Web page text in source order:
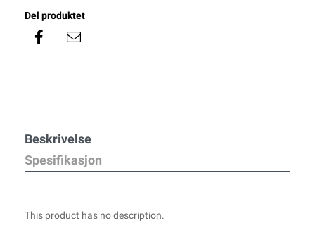
Del produktet
Beskrivelse
Spesifikasjon
This product has no description.